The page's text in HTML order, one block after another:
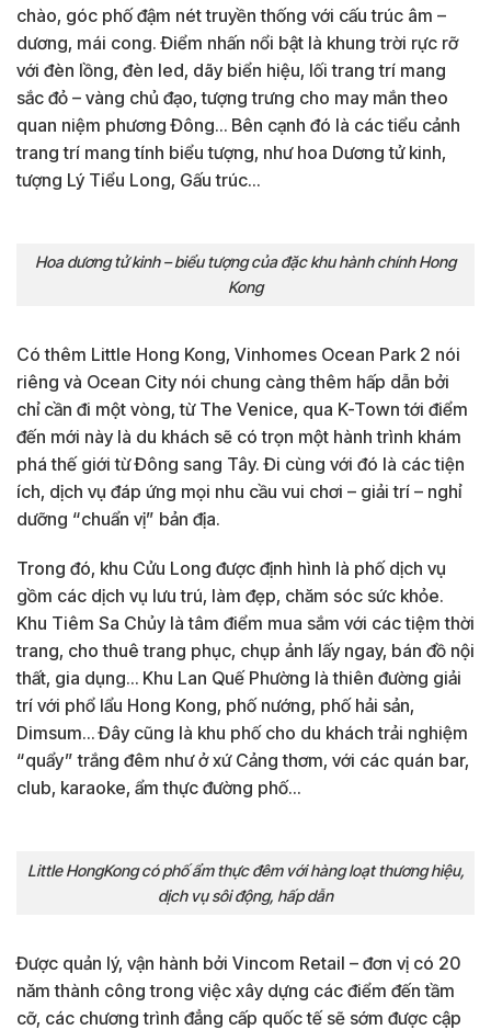
chào, góc phố đậm nét truyền thống với cấu trúc âm –
dương, mái cong. Điểm nhấn nổi bật là khung trời rực rỡ
với đèn lồng, đèn led, dãy biển hiệu, lối trang trí mang
sắc đỏ – vàng chủ đạo, tượng trưng cho may mắn theo
quan niệm phương Đông… Bên cạnh đó là các tiểu cảnh
trang trí mang tính biểu tượng, như hoa Dương tử kinh,
tượng Lý Tiểu Long, Gấu trúc…
Hoa dương tử kinh – biểu tượng của đặc khu hành chính Hong
Kong
Có thêm Little Hong Kong, Vinhomes Ocean Park 2 nói
riêng và Ocean City nói chung càng thêm hấp dẫn bởi
chỉ cần đi một vòng, từ The Venice, qua K-Town tới điểm
đến mới này là du khách sẽ có trọn một hành trình khám
phá thế giới từ Đông sang Tây. Đi cùng với đó là các tiện
ích, dịch vụ đáp ứng mọi nhu cầu vui chơi – giải trí – nghỉ
dưỡng “chuẩn vị” bản địa.
Trong đó, khu Cửu Long được định hình là phố dịch vụ
gồm các dịch vụ lưu trú, làm đẹp, chăm sóc sức khỏe.
Khu Tiêm Sa Chủy là tâm điểm mua sắm với các tiệm thời
trang, cho thuê trang phục, chụp ảnh lấy ngay, bán đồ nội
thất, gia dụng… Khu Lan Quế Phường là thiên đường giải
trí với phổ lẩu Hong Kong, phố nướng, phố hải sản,
Dimsum… Đây cũng là khu phố cho du khách trải nghiệm
“quẩy” trắng đêm như ở xứ Cảng thơm, với các quán bar,
club, karaoke, ẩm thực đường phố…
Little HongKong có phố ẩm thực đêm với hàng loạt thương hiệu,
dịch vụ sôi động, hấp dẫn
Được quản lý, vận hành bởi Vincom Retail – đơn vị có 20
năm thành công trong việc xây dựng các điểm đến tầm
cỡ, các chương trình đẳng cấp quốc tế sẽ sớm được cập